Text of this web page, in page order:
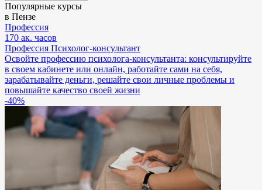
Популярные курсы
в Пензе
Профессия
170 ак. часов
Профессия Психолог-консультант
Освойте профессию психолога-консультанта: консультируйте
в своем кабинете или онлайн, работайте сами на себя,
зарабатывайте деньги, решайте свои личные проблемы и
повышайте качество своей жизни
-40%